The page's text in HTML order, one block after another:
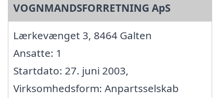
VOGNMANDSFORRETNING ApS
Lærkevænget 3, 8464 Galten
Ansatte: 1
Startdato: 27. juni 2003,
Virksomhedsform: Anpartsselskab